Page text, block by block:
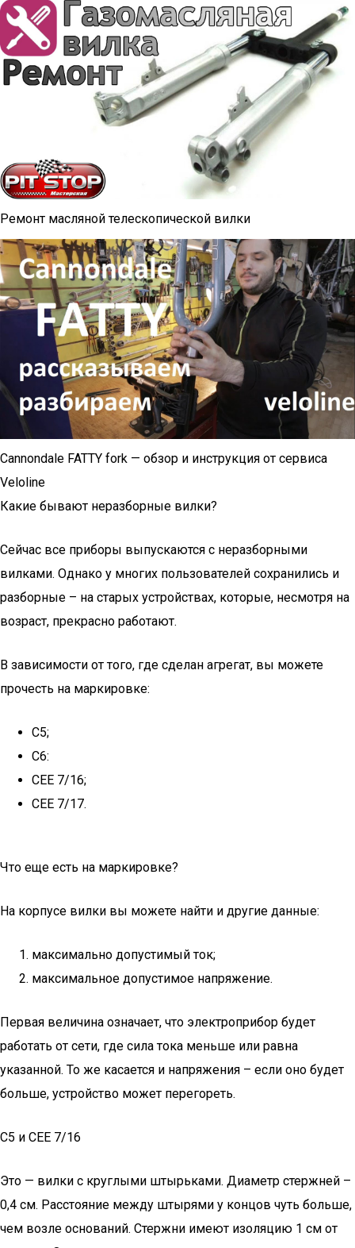
Ремонт масляной телескопической вилки
Cannondale FATTY fork — обзор и инструкция от сервиса
Veloline
Какие бывают неразборные вилки?
Сейчас все приборы выпускаются с неразборными
вилками. Однако у многих пользователей сохранились и
разборные – на старых устройствах, которые, несмотря на
возраст, прекрасно работают.
В зависимости от того, где сделан агрегат, вы можете
прочесть на маркировке:
С5;
С6:
СЕЕ 7/16;
СЕЕ 7/17.
Что еще есть на маркировке?
На корпусе вилки вы можете найти и другие данные:
максимально допустимый ток;
максимальное допустимое напряжение.
Первая величина означает, что электроприбор будет
работать от сети, где сила тока меньше или равна
указанной. То же касается и напряжения – если оно будет
больше, устройство может перегореть.
С5 и СЕЕ 7/16
Это — вилки с круглыми штырьками. Диаметр стержней –
0,4 см. Расстояние между штырями у концов чуть больше,
чем возле оснований. Стержни имеют изоляцию 1 см от